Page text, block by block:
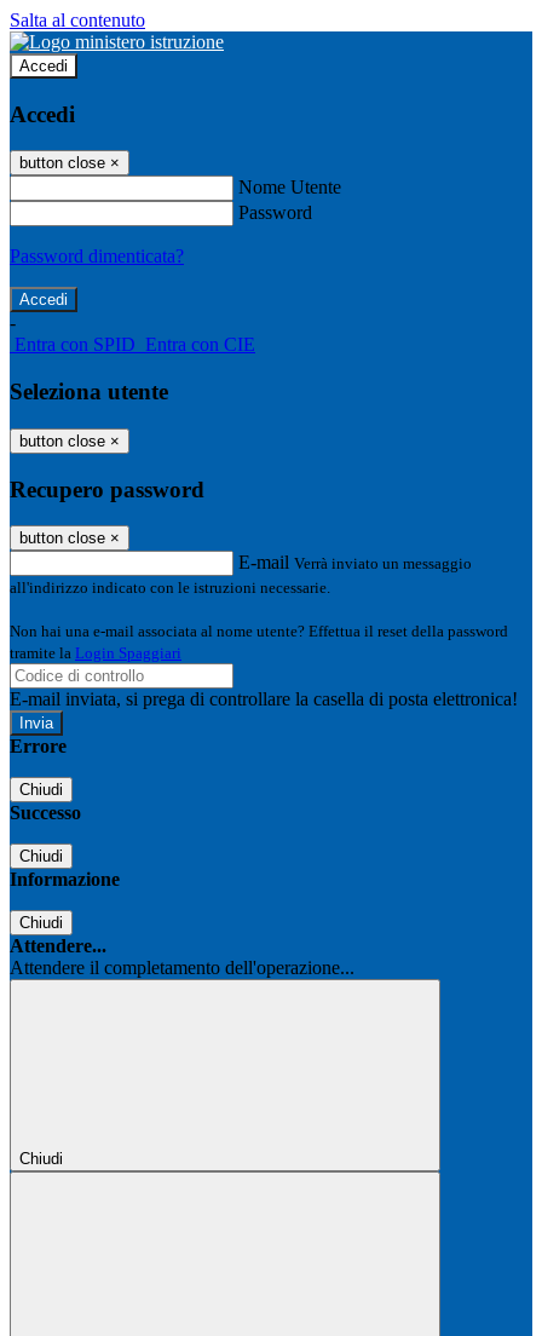
Salta al contenuto
Accedi
Accedi
button close ×
Nome Utente
Password
Password dimenticata?
-
Entra con SPID Entra con CIE
Seleziona utente
button close ×
Recupero password
button close ×
E-mail Verrà inviato un messaggio
all'indirizzo indicato con le istruzioni necessarie.
Non hai una e-mail associata al nome utente? Effettua il reset della password
tramite la Login Spaggiari
E-mail inviata, si prega di controllare la casella di posta elettronica!
Errore
Chiudi
Successo
Chiudi
Informazione
Chiudi
Attendere...
Attendere il completamento dell'operazione...
Chiudi